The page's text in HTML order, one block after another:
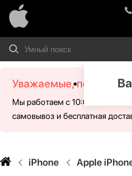
Уважаемые,
Мы работаем с 10:00 - 21:00
самовывоз и бесплатная
iPhone Apple